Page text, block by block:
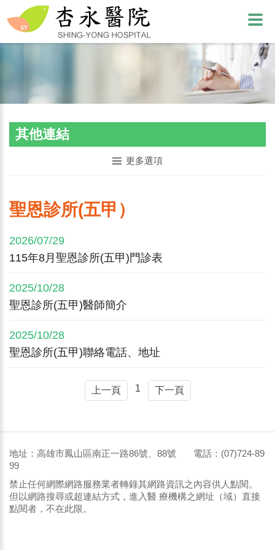
其他連結
更多選項
聖恩診所(五甲）
2026/07/29
115年8月聖恩診所(五甲)門診表
2025/10/28
聖恩診所(五甲)醫師簡介
2025/10/28
聖恩診所(五甲)聯絡電話、地址
上一頁 1 下一頁
地址：高雄市鳳山區南正一路86號、88號 電話：(07)724-89
99
禁止任何網際網路服務業者轉錄其網路資訊之內容供人點閱。
但以網路搜尋或超連結方式，進入醫 療機構之網址（域）直接
點閱者，不在此限。